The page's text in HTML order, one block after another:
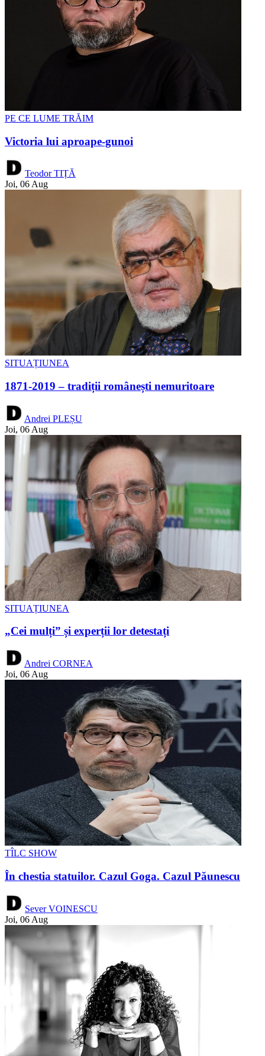
PE CE LUME TRĂIM
Victoria lui aproape-gunoi
Teodor TIȚĂ
Joi, 06 Aug
SITUAȚIUNEA
1871-2019 – tradiții românești nemuritoare
Andrei PLEȘU
Joi, 06 Aug
SITUAȚIUNEA
„Cei mulți” și experții lor detestați
Andrei CORNEA
Joi, 06 Aug
TÎLC SHOW
În chestia statuilor. Cazul Goga. Cazul Păunescu
Sever VOINESCU
Joi, 06 Aug